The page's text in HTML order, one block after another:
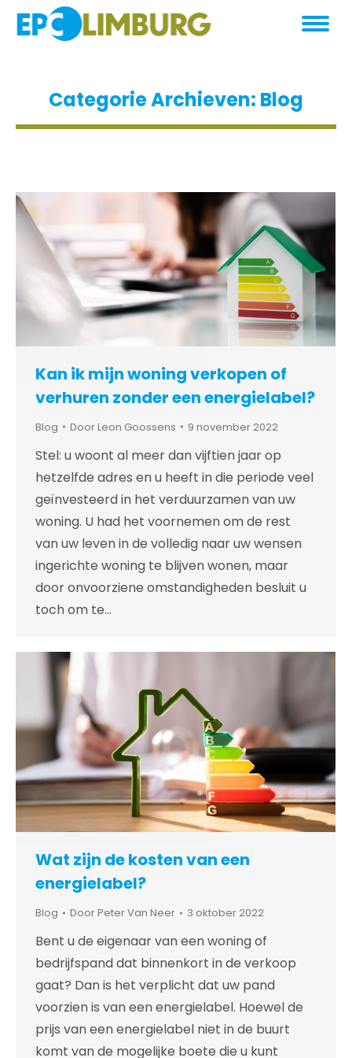
Categorie Archieven: Blog
Kan ik mijn woning verkopen of
verhuren zonder een energielabel?
Blog DoorLeon Goossens 9 november 2022
Stel: u woont al meer dan vijftien jaar op
hetzelfde adres en u heeft in die periode veel
geïnvesteerd in het verduurzamen van uw
woning. U had het voornemen om de rest
van uw leven in de volledig naar uw wensen
ingerichte woning te blijven wonen, maar
door onvoorziene omstandigheden besluit u
toch om te…
Wat zijn de kosten van een
energielabel?
Blog DoorPeter Van Neer 3 oktober 2022
Bent u de eigenaar van een woning of
bedrijfspand dat binnenkort in de verkoop
gaat? Dan is het verplicht dat uw pand
voorzien is van een energielabel. Hoewel de
prijs van een energielabel niet in de buurt
komt van de mogelijke boete die u kunt